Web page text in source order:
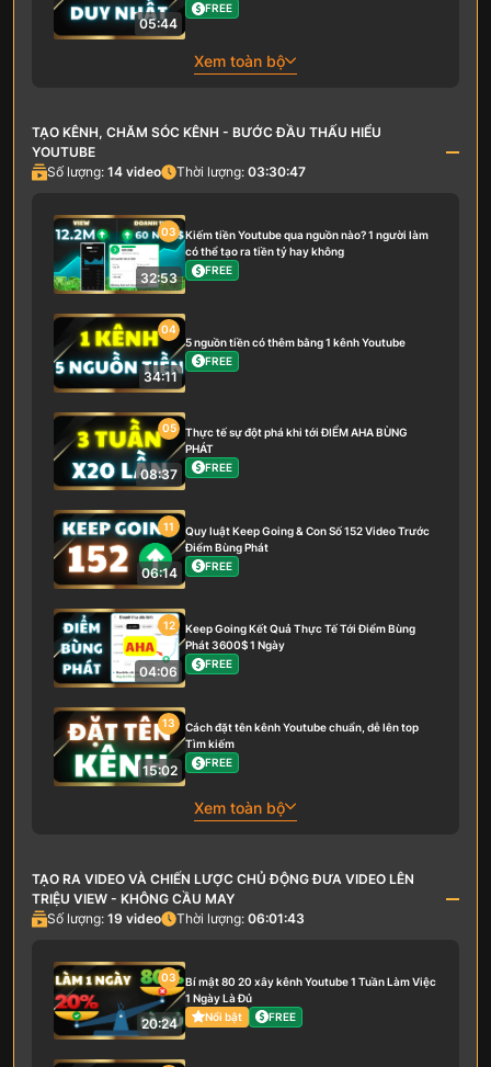
05:44
FREE
Xem toàn bộ
TẠO KÊNH, CHĂM SÓC KÊNH - BƯỚC ĐẦU THẤU HIỂU
YOUTUBE
Số lượng: 14 video Thời lượng: 03:30:47
03
32:53
Kiếm tiền Youtube qua nguồn nào? 1 người làm
có thể tạo ra tiền tỷ hay không
FREE
04
34:11
5 nguồn tiền có thêm bằng 1 kênh Youtube
FREE
05
08:37
Thực tế sự đột phá khi tới ĐIỂM AHA BÙNG
PHÁT
FREE
11
06:14
Quy luật Keep Going & Con Số 152 Video Trước
Điểm Bùng Phát
FREE
12
04:06
Keep Going Kết Quả Thực Tế Tới Điểm Bùng
Phát 3600$ 1 Ngày
FREE
13
15:02
Cách đặt tên kênh Youtube chuẩn, dễ lên top
Tìm kiếm
FREE
Xem toàn bộ
TẠO RA VIDEO VÀ CHIẾN LƯỢC CHỦ ĐỘNG ĐƯA VIDEO LÊN
TRIỆU VIEW - KHÔNG CẦU MAY
Số lượng: 19 video Thời lượng: 06:01:43
03
20:24
Bí mật 80 20 xây kênh Youtube 1 Tuần Làm Việc
1 Ngày Là Đủ
Nổi bật
FREE